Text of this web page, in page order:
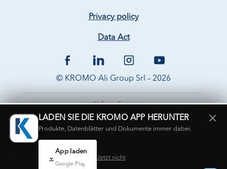
Privacy policy
Data Act
© KROMO Ali Group Srl – 2026
LADEN SIE DIE KROMO APP HERUNTER
Produkte, Datenblätter und Dokumente immer dabei.
App laden
Google Play
Jetzt nicht
×